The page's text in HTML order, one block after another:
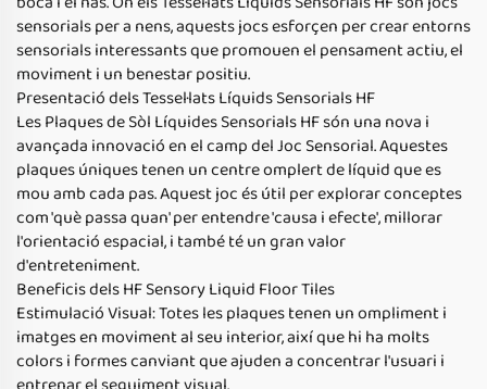
sensorials per a nens, aquests jocs esforçen per crear entorns
sensorials interessants que promouen el pensament actiu, el
moviment i un benestar positiu.
Presentació dels Tessel·lats Líquids Sensorials HF
Les Plaques de Sòl Líquides Sensorials HF són una nova i
avançada innovació en el camp del Joc Sensorial. Aquestes
plaques úniques tenen un centre omplert de líquid que es
mou amb cada pas. Aquest joc és útil per explorar conceptes
com 'què passa quan' per entendre 'causa i efecte', millorar
l'orientació espacial, i també té un gran valor
d'entreteniment.
Beneficis dels HF Sensory Liquid Floor Tiles
Estimulació Visual: Totes les plaques tenen un ompliment i
imatges en moviment al seu interior, així que hi ha molts
colors i formes canviant que ajuden a concentrar l'usuari i